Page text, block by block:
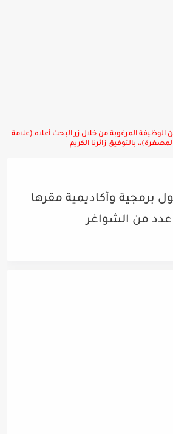
المرغوبة من خلال زر البحث أعلاه (علامة
بالتوفيق زائرنا الكريم
برمجية وأكاديمية مقرها
من الشواغر